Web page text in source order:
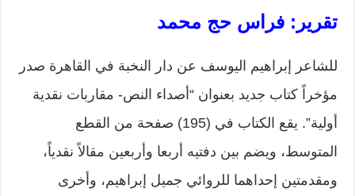
تقرير: فراس حج محمد
للشاعر إبراهيم اليوسف عن دار النخبة في القاهرة صدر
مؤخراً كتاب جديد بعنوان “أصداء النص- مقاربات نقدية
أولية”. يقع الكتاب في (195) صفحة من القطع
المتوسط، ويضم بين دفتيه أربعا وأربعين مقالاً نقدياً،
ومقدمتين إحداهما للروائي جميل إبراهيم، وأخرى